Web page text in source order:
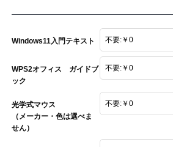
Windows11入門テキスト
WPS2オフィス ガイドブ
ック
光学式マウス
（メーカー・色は選べま
せん）